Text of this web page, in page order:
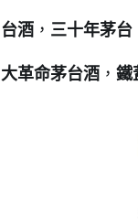
台酒 ， 三十年茅台
大革命茅台酒 ， 鐵